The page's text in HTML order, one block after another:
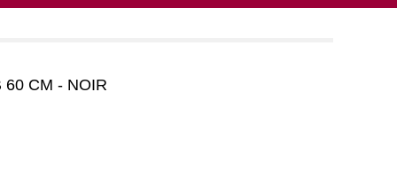
60 CM - NOIR